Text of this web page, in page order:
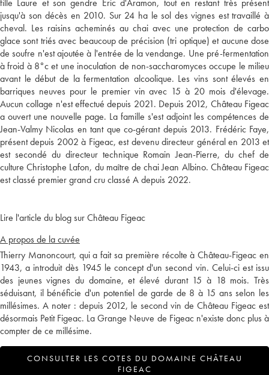
fille Laure et son gendre Eric d'Aramon, tout en restant très présent
jusqu'à son décès en 2010. Sur 24 ha le sol des vignes est travaillé à
cheval. Les raisins acheminés au chai avec une protection de carbo
glace sont triés avec beaucoup de précision (tri optique) et aucune dose
de soufre n'est ajoutée à l'entrée de la vendange. Une pré-fermentation
à froid à 8°c et une inoculation de non-saccharomyces occupe le milieu
avant le début de la fermentation alcoolique. Les vins sont élevés en
barriques neuves pour le premier vin avec 15 à 20 mois d'élevage.
Aucun collage n'est effectué depuis 2021. Depuis 2012, Château Figeac
a ouvert une nouvelle page. La famille s'est adjoint les compétences de
Jean-Valmy Nicolas en tant que co-gérant depuis 2013. Frédéric Faye,
présent depuis 2002 à Figeac, est devenu directeur général en 2013 et
est secondé du directeur technique Romain Jean-Pierre, du chef de
culture Christophe Lafon, du maître de chai Jean Albino. Château Figeac
est classé premier grand cru classé A depuis 2022.
Lire l'article du blog sur Château Figeac
A propos de la cuvée
Thierry Manoncourt, qui a fait sa première récolte à Château-Figeac en
1943, a introduit dès 1945 le concept d'un second vin. Celui-ci est issu
des jeunes vignes du domaine, et élevé durant 15 à 18 mois. Très
séduisant, il bénéficie d'un potentiel de garde de 8 à 15 ans selon les
millésimes. A noter : depuis 2012, le second vin de Château Figeac est
désormais Petit Figeac. La Grange Neuve de Figeac n'existe donc plus à
compter de ce millésime.
CONSULTER LES COTES DU DOMAINE CHÂTEAU
FIGEAC